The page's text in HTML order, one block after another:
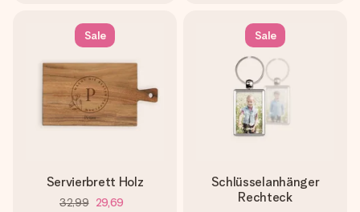
Sale
Servierbrett Holz
32,99 29,69
Sale
Schlüsselanhänger
Rechteck